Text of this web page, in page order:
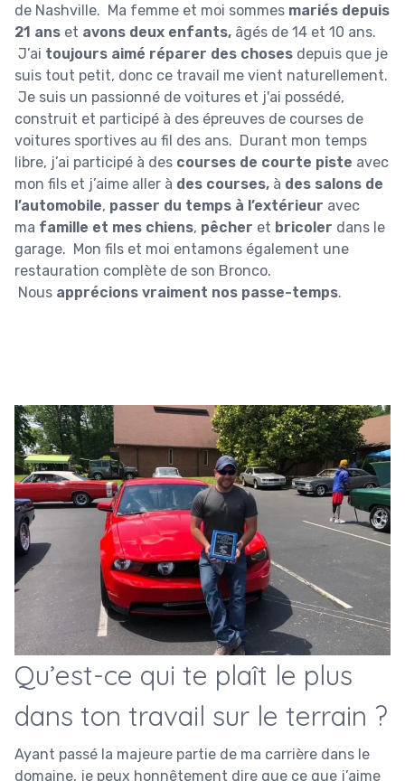
de Nashville. Ma femme et moi sommes mariés depuis
21 ans et avons deux enfants, âgés de 14 et 10 ans.
J’ai toujours aimé réparer des choses depuis que je
suis tout petit, donc ce travail me vient naturellement.
Je suis un passionné de voitures et j'ai possédé,
construit et participé à des épreuves de courses de
voitures sportives au fil des ans. Durant mon temps
libre, j’ai participé à des courses de courte piste avec
mon fils et j’aime aller à des courses, à des salons de
l’automobile, passer du temps à l’extérieur avec
ma famille et mes chiens, pêcher et bricoler dans le
garage. Mon fils et moi entamons également une
restauration complète de son Bronco.
Nous apprécions vraiment nos passe-temps.
Qu’est-ce qui te plaît le plus
dans ton travail sur le terrain ?
Ayant passé la majeure partie de ma carrière dans le
domaine, je peux honnêtement dire que ce que j’aime